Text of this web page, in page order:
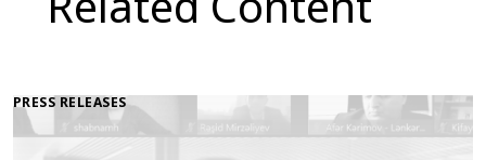
PRESS RELEASES